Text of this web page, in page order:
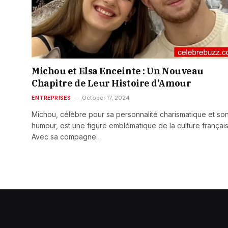
Michou et Elsa Enceinte : Un Nouveau
Chapitre de Leur Histoire d’Amour
ENTREPRISES October 17, 2024
Michou, célèbre pour sa personnalité charismatique et
humour, est une figure emblématique de la culture
Avec sa compagne…